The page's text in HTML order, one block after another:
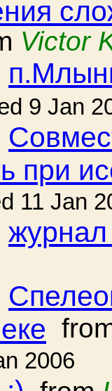
Victor
9 Jan
при
11 Jan
журнал
2006